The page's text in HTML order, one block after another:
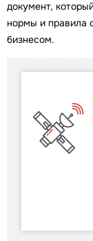
документ,
нормы и правила
бизнесом.